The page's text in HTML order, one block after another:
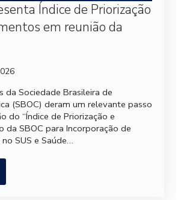
Índice de Priorização
em reunião da
da Sociedade Brasileira de
(SBOC) deram um relevante passo
do “Índice de Priorização e
da SBOC para Incorporação de
SUS e Saúde…